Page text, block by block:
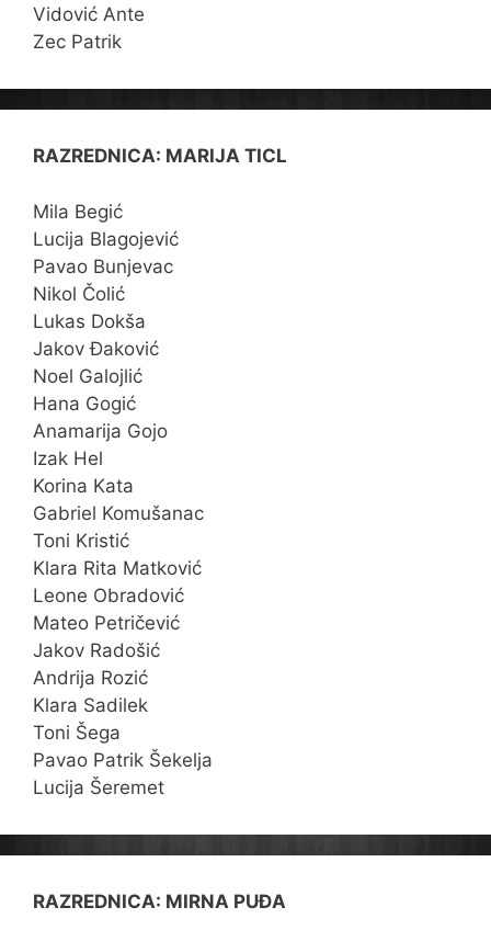
Vidović Ante
Zec Patrik
RAZREDNICA: MARIJA TICL
Mila Begić
Lucija Blagojević
Pavao Bunjevac
Nikol Čolić
Lukas Dokša
Jakov Đaković
Noel Galojlić
Hana Gogić
Anamarija Gojo
Izak Hel
Korina Kata
Gabriel Komušanac
Toni Kristić
Klara Rita Matković
Leone Obradović
Mateo Petričević
Jakov Radošić
Andrija Rozić
Klara Sadilek
Toni Šega
Pavao Patrik Šekelja
Lucija Šeremet
RAZREDNICA: MIRNA PUĐA